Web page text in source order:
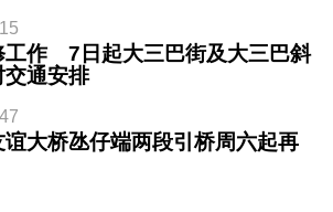
工作 7日起大三巴街及大三巴斜
通安排
大桥氹仔端两段引桥周六起再